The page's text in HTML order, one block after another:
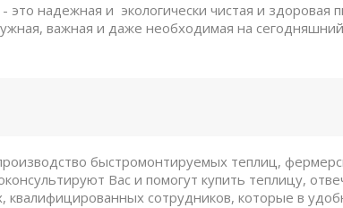
надежная и экологически чистая и здоровая
важная и даже необходимая на
быстромонтируемых теплиц,
Вас и помогут купить теплицу,
сотрудников, которые в